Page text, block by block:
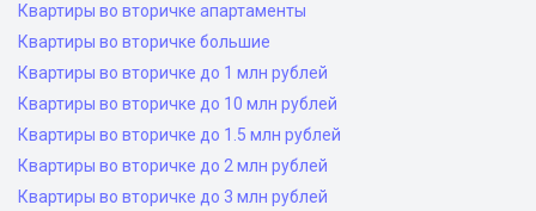
Квартиры во вторичке апартаменты
Квартиры во вторичке большие
Квартиры во вторичке до 1 млн рублей
Квартиры во вторичке до 10 млн рублей
Квартиры во вторичке до 1.5 млн рублей
Квартиры во вторичке до 2 млн рублей
Квартиры во вторичке до 3 млн рублей